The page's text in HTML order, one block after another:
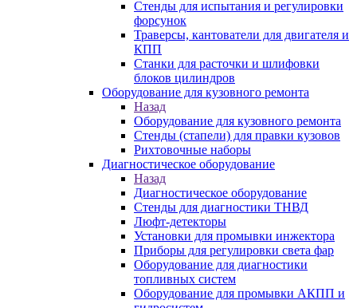
Стенды для испытания и регулировки
форсунок
Траверсы, кантователи для двигателя и
КПП
Станки для расточки и шлифовки
блоков цилиндров
Оборудование для кузовного ремонта
Назад
Оборудование для кузовного ремонта
Стенды (стапели) для правки кузовов
Рихтовочные наборы
Диагностическое оборудование
Назад
Диагностическое оборудование
Стенды для диагностики ТНВД
Люфт-детекторы
Установки для промывки инжектора
Приборы для регулировки света фар
Оборудование для диагностики
топливных систем
Оборудование для промывки АКПП и